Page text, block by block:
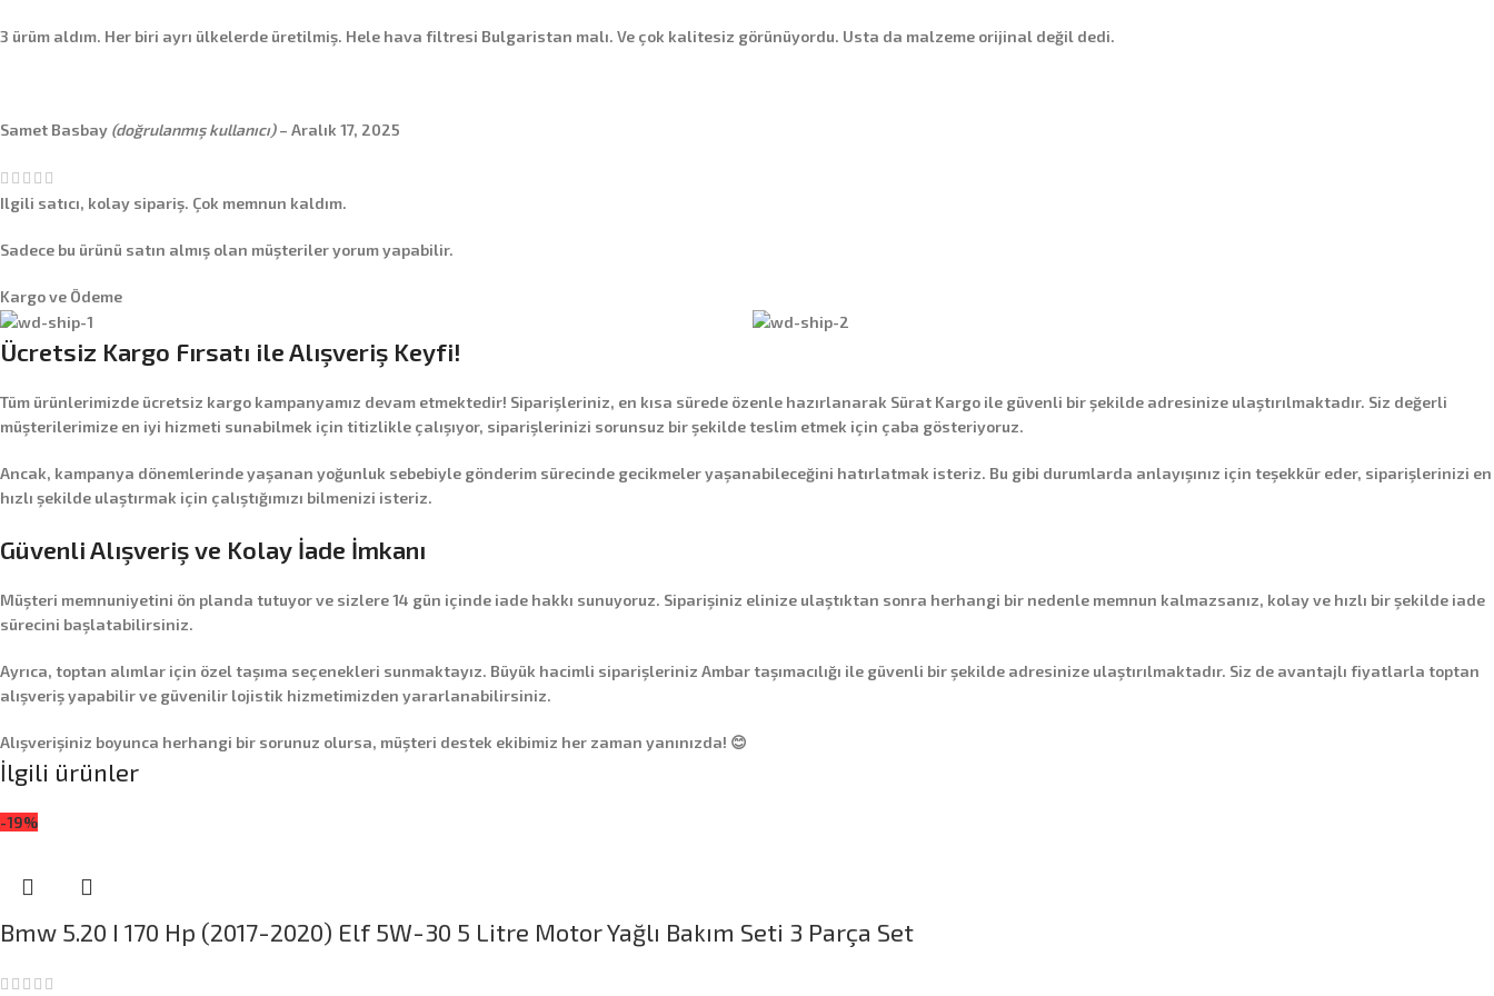
3 ürüm aldım. Her biri ayrı ülkelerde üretilmiş. Hele hava filtresi Bulgaristan malı. Ve çok kalitesiz görünüyordu. Usta da malzeme orijinal değil dedi.
Samet Basbay (doğrulanmış kullanıcı) – Aralık 17, 2025
Ilgili satıcı, kolay sipariş. Çok memnun kaldım.
Sadece bu ürünü satın almış olan müşteriler yorum yapabilir.
Kargo ve Ödeme
Ücretsiz Kargo Fırsatı ile Alışveriş Keyfi!
Tüm ürünlerimizde ücretsiz kargo kampanyamız devam etmektedir! Siparişleriniz, en kısa sürede özenle hazırlanarak Sürat Kargo ile güvenli bir şekilde adresinize ulaştırılmaktadır. Siz değerli
müşterilerimize en iyi hizmeti sunabilmek için titizlikle çalışıyor, siparişlerinizi sorunsuz bir şekilde teslim etmek için çaba gösteriyoruz.
Ancak, kampanya dönemlerinde yaşanan yoğunluk sebebiyle gönderim sürecinde gecikmeler yaşanabileceğini hatırlatmak isteriz. Bu gibi durumlarda anlayışınız için teşekkür eder, siparişlerinizi en
hızlı şekilde ulaştırmak için çalıştığımızı bilmenizi isteriz.
Güvenli Alışveriş ve Kolay İade İmkanı
Müşteri memnuniyetini ön planda tutuyor ve sizlere14 gün içinde iade hakkı sunuyoruz. Siparişiniz elinize ulaştıktan sonra herhangi bir nedenle memnun kalmazsanız, kolay ve hızlı bir şekilde iade
sürecini başlatabilirsiniz.
Ayrıca, toptan alımlar için özel taşıma seçenekleri sunmaktayız. Büyük hacimli siparişleriniz Ambar taşımacılığı ile güvenli bir şekilde adresinize ulaştırılmaktadır. Siz de avantajlı fiyatlarla toptan
alışveriş yapabilir ve güvenilir lojistik hizmetimizden yararlanabilirsiniz.
Alışverişiniz boyunca herhangi bir sorunuz olursa, müşteri destek ekibimiz her zaman yanınızda! 😊
İlgili ürünler
-19%
Bmw 5.20 I 170 Hp (2017-2020) Elf 5W-30 5 Litre Motor Yağlı Bakım Seti 3 Parça Set